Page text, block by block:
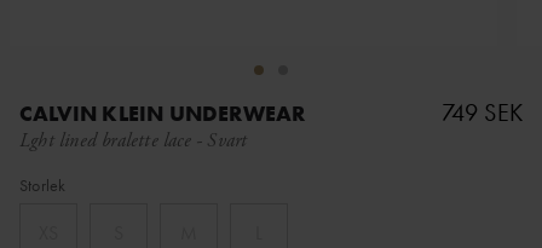
CALVIN KLEIN UNDERWEAR
Lght lined bralette lace - Svart
749 SEK
Storlek